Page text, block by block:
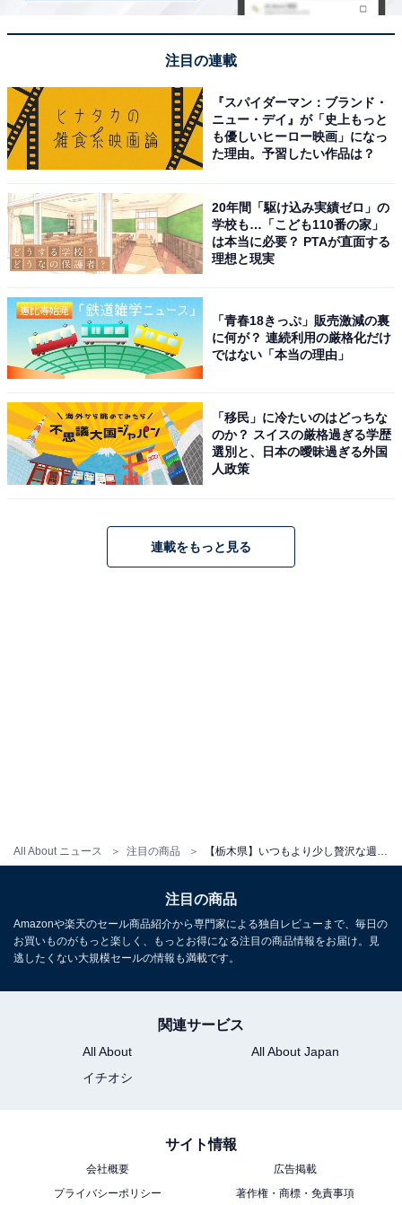
All About ニュース 注目の商品
席と庭園美に癒やされる宿
鬼怒川グランドホテル 夢の季（画像：「鬼怒川グランドホテル 夢の季」公
式Webサイトより）
鬼怒川グランドホテル 夢の季は、美しい日本庭園を囲む
ように佇む温泉宿です。温泉は、大浴場「鬼怒の砦」や
「きぬの夢」など計9つの湯めぐりが楽しめるほか、5つ
の貸切露天風呂も完備。食事は料亭「山科」などで、季
め細やかなおもてなしが息づく、贅沢なひとときを過ご
所在地：栃木県日光市鬼怒川温泉大原1021
動車道宇都宮インターより40分／日光宇都宮有料道今市
インターより20分
※料金は公式Webサイト参考価格
※プラン・部屋により価格は変動します
チェックアウト：10:00
※プランにより時間が異なる可能性があります
注目の連載
『スパイダーマン：ブランド・
ニュー・デイ』が「史上もっと
も優しいヒーロー映画」になっ
た理由。予習したい作品は？
20年間「駆け込み実績ゼロ」の
学校も…「こども110番の家」
は本当に必要？ PTAが直面する
理想と現実
「青春18きっぷ」販売激減の裏
に何が？ 連続利用の厳格化だけ
ではない「本当の理由」
「移民」に冷たいのはどっちな
のか？ スイスの厳格過ぎる学歴
選別と、日本の曖昧過ぎる外国
人政策
連載をもっと見る
注目の商品
Amazonや楽天のセール商品紹介から専門家による独自レビューまで、毎日の
お買いものがもっと楽しく、もっとお得になる注目の商品情報をお届け。見
逃したくない大規模セールの情報も満載です。
関連サービス
All About
All About Japan
イチオシ
サイト情報
会社概要
広告掲載
プライバシーポリシー
著作権・商標・免責事項